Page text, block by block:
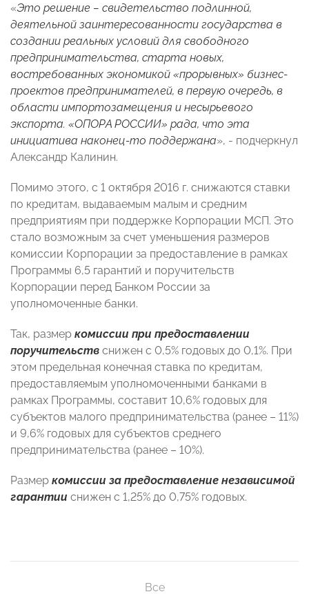
«Это решение – свидетельство подлинной,
деятельной заинтересованности государства в
создании реальных условий для свободного
предпринимательства, старта новых,
востребованных экономикой «прорывных» бизнес-
проектов предпринимателей, в первую очередь, в
области импортозамещения и несырьевого
экспорта. «ОПОРА РОССИИ» рада, что эта
инициатива наконец-то поддержана», - подчеркнул
Александр Калинин.
Помимо этого, с 1 октября 2016 г. снижаются ставки
по кредитам, выдаваемым малым и средним
предприятиям при поддержке Корпорации МСП. Это
стало возможным за счет уменьшения размеров
комиссии Корпорации за предоставление в рамках
Программы 6,5 гарантий и поручительств
Корпорации перед Банком России за
уполномоченные банки.
Так, размер комиссии при предоставлении
поручительств снижен с 0,5% годовых до 0,1%. При
этом предельная конечная ставка по кредитам,
предоставляемым уполномоченными банками в
рамках Программы, составит 10,6% годовых для
субъектов малого предпринимательства (ранее – 11%)
и 9,6% годовых для субъектов среднего
предпринимательства (ранее – 10%).
Размер комиссии за предоставление независимой
гарантии снижен с 1,25% до 0,75% годовых.
Все